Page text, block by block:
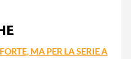
MA PER LA SERIE A